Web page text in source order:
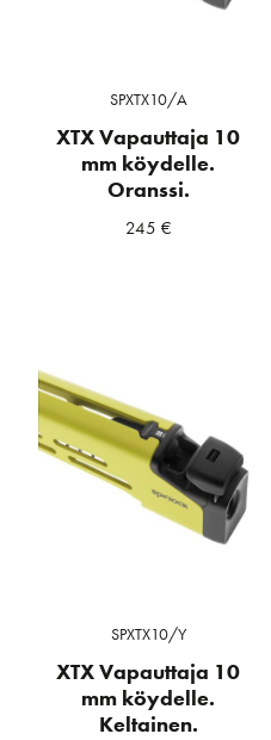
SPXTX10/A
XTX Vapauttaja 10
mm köydelle.
Oranssi.
245 €
SPXTX10/Y
XTX Vapauttaja 10
mm köydelle.
Keltainen.